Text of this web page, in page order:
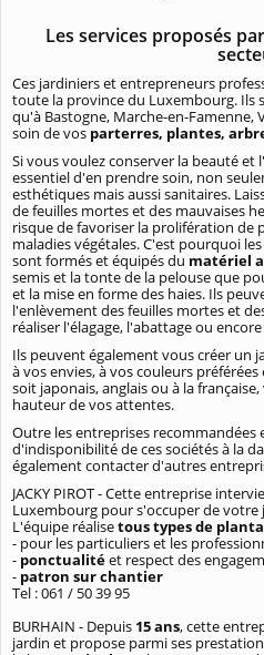
Les services proposés
Ces jardiniers et entrepreneurs
toute la province du Luxembourg. Ils
qu'à Bastogne, Marche-en-
soin de vos parterres, plantes,
Si vous voulez conserver la beauté
essentiel d'en prendre soin, non
esthétiques mais aussi sanitaires.
de feuilles mortes et des mauvaises
risque de favoriser la prolifération de
maladies végétales. C'est pourquoi
sont formés et équipés du matériel
semis et la tonte de la pelouse que
et la mise en forme des haies. Ils
l'enlèvement des feuilles mortes et
réaliser l'élagage, l'abattage ou
Ils peuvent également vous créer un
à vos envies, à vos couleurs
soit japonais, anglais ou à la
hauteur de vos attentes.
Outre les entreprises recommandées
d'indisponibilité de ces sociétés à la
également contacter d'autres
JACKY PIROT - Cette entreprise
Luxembourg pour s'occuper de votre
L'équipe réalisetous types de
- pour les particuliers et les
- ponctualitéet respect des
- patron sur chantier
Tel : 061 / 50 39 95
BURHAIN - Depuis 15 ans, cette
jardin et propose parmi ses